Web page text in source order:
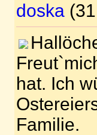
doska
hat. Ich
Familie.